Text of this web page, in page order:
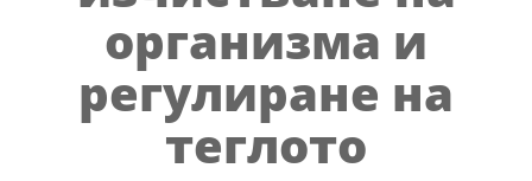
организма и
регулиране на
теглото